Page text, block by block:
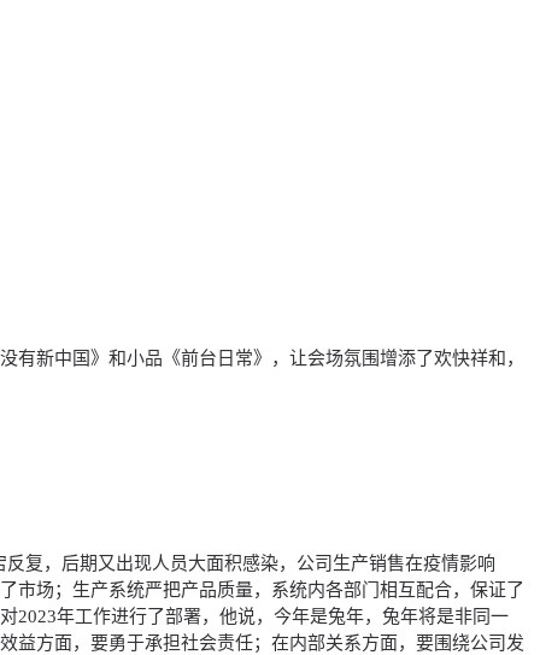
新中国》和小品《前台日常》，让会场氛围增添了欢快祥和，
复，后期又出现人员大面积感染，公司生产销售在疫情影响
市场；生产系统严把产品质量，系统内各部门相互配合，保证了
2023年工作进行了部署，他说，今年是兔年，兔年将是非同一
益方面，要勇于承担社会责任；在内部关系方面，要围绕公司发